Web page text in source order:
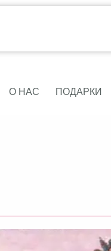
О НАС ПОДАРКИ